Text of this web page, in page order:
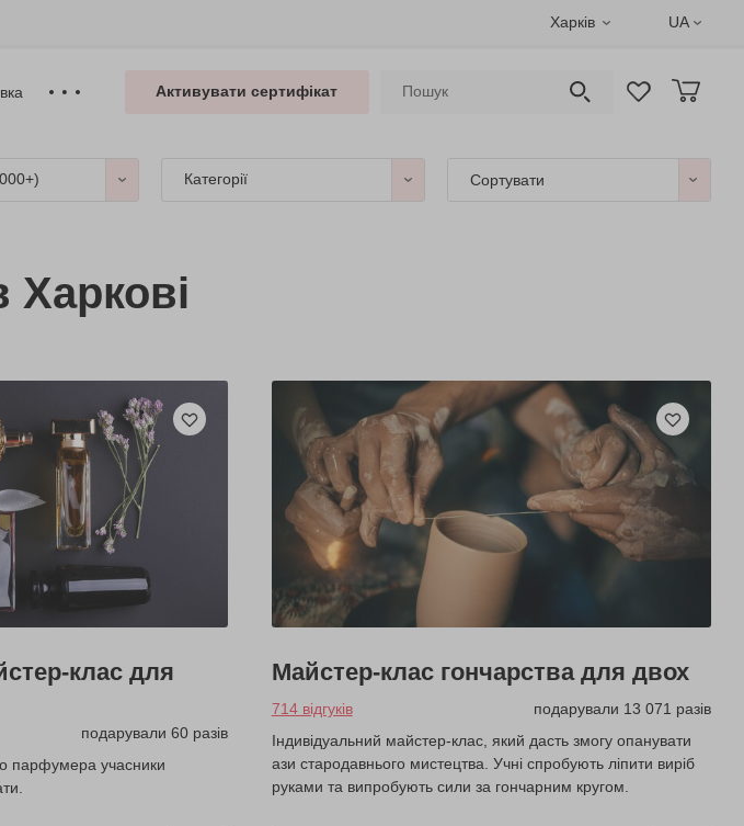
Харків UA
Активувати сертифікат
) Категорії Сортувати
Харкові
клас для
подарували 60 разів
парфумера учасники
Майстер-клас гончарства для двох
714 відгуків
подарували 13 071 разів
Індивідуальний майстер-клас, який дасть змогу опанувати
ази стародавнього мистецтва. Учні спробують ліпити виріб
руками та випробують сили за гончарним кругом.